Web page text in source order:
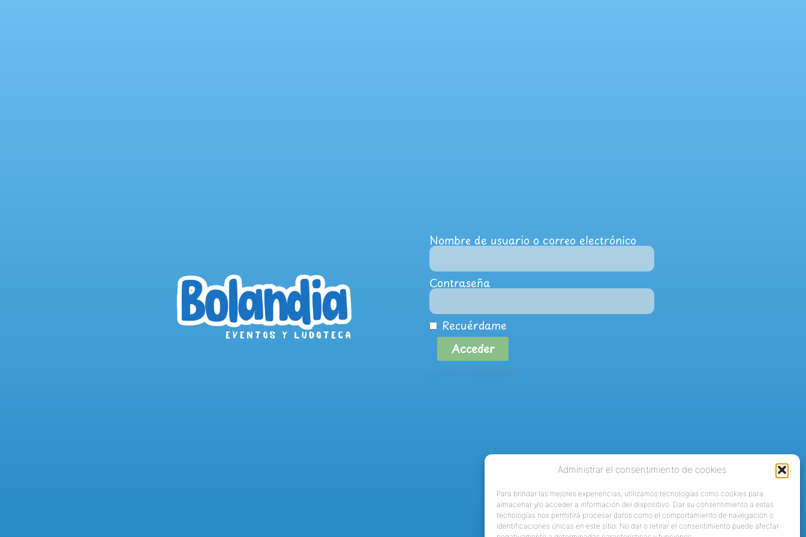
Administrar el consentimiento de cookies
Para brindar las mejores experiencias, utilizamos tecnologías como cookies para
almacenar y/o acceder a información del dispositivo. Dar su consentimiento a estas
tecnologías nos permitirá procesar datos como el comportamiento de navegación o
identificaciones únicas en este sitio. No dar o retirar el consentimiento puede afectar
Nombre de usuario o correo electrónico
Contraseña
Recuérdame
Acceder
¿Olvidó su contraseña?